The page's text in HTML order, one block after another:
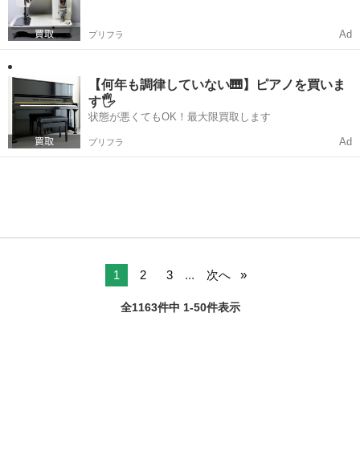
プリフラ Ad
【何年も調律していない🎹】ピアノを買いま
す🖐️
状態が悪くてもOK！最大限買取します
プリフラ Ad
1 2 3 ... 次へ
全1163件中 1-50件表示